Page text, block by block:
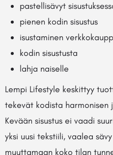
pastellisävyt
pienen kodin sisustus
isustaminen
kodin sisustusta
lahja naiselle
Lempi Lifestyle keskittyy
tekevät kodista harmonisen
Kevään sisustus ei vaadi
yksi uusi tekstiili, vaalea
muuttamaan koko tilan